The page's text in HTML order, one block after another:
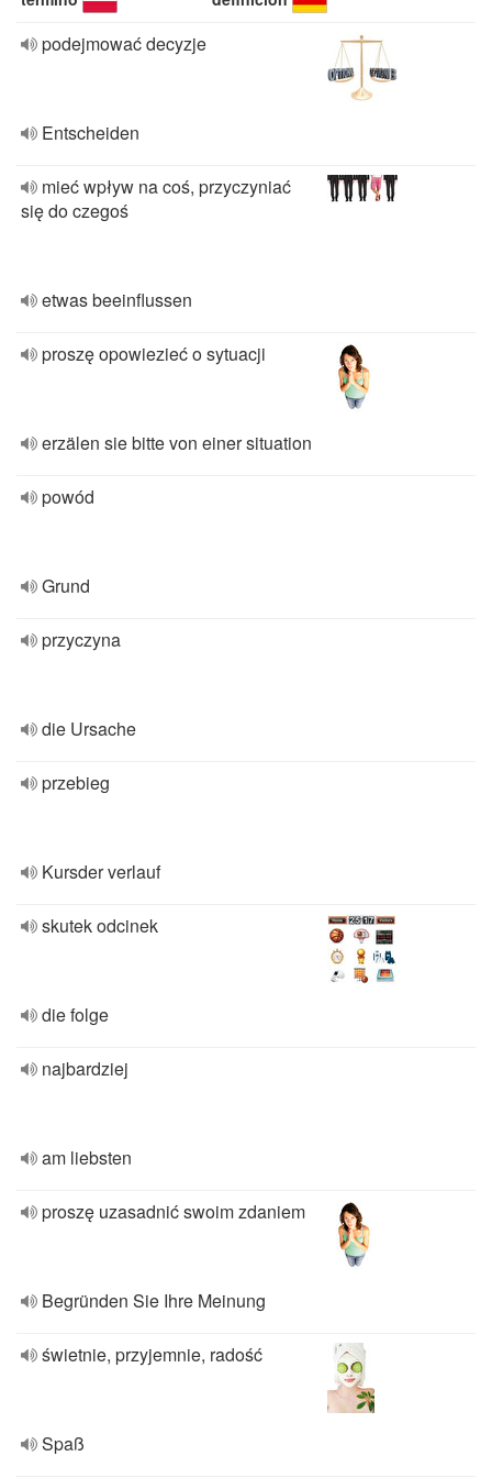
podejmować decyzje
Entscheiden
mieć wpływ na coś, przyczyniać
się do czegoś
etwas beeinflussen
proszę opowiezieć o sytuacji
erzälen sie bitte von einer situation
powód
Grund
przyczyna
die Ursache
przebieg
Kursder verlauf
skutek odcinek
die folge
najbardziej
am liebsten
proszę uzasadnić swoim zdaniem
Begründen Sie Ihre Meinung
świetnie, przyjemnie, radość
Spaß